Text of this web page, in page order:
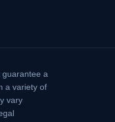
guarantee a
a variety of
vary